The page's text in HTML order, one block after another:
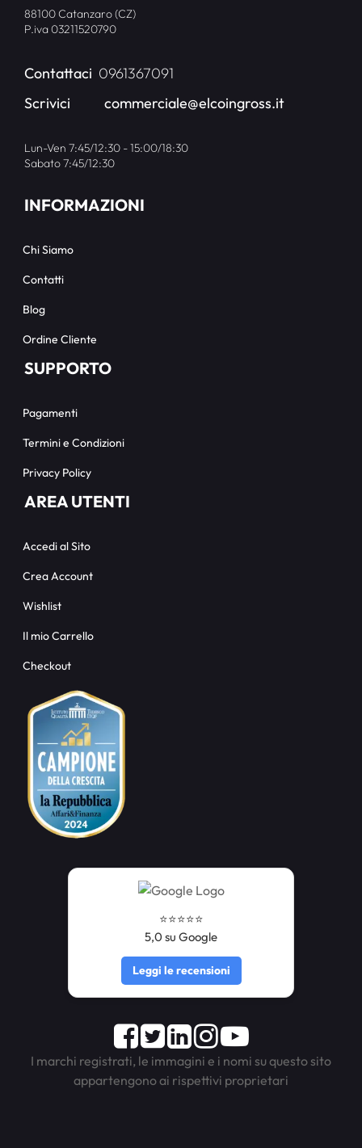
88100 Catanzaro (CZ)
P.iva 03211520790
Contattaci 0961367091
Scrivici
commerciale@elcoingross.it
Lun-Ven 7:45/12:30 - 15:00/18:30
Sabato 7:45/12:30
INFORMAZIONI
Chi Siamo
Contatti
Blog
Ordine Cliente
SUPPORTO
Pagamenti
Termini e Condizioni
Privacy Policy
AREA UTENTI
Accedi al Sito
Crea Account
Wishlist
Il mio Carrello
Checkout
⭐️⭐️⭐️⭐️⭐️
5,0 su Google
Leggi le recensioni
Facebook
TwitterLinkedInInstagram
Youtube
I marchi registrati, le immagini e i nomi su questo sito
appartengono ai rispettivi proprietari